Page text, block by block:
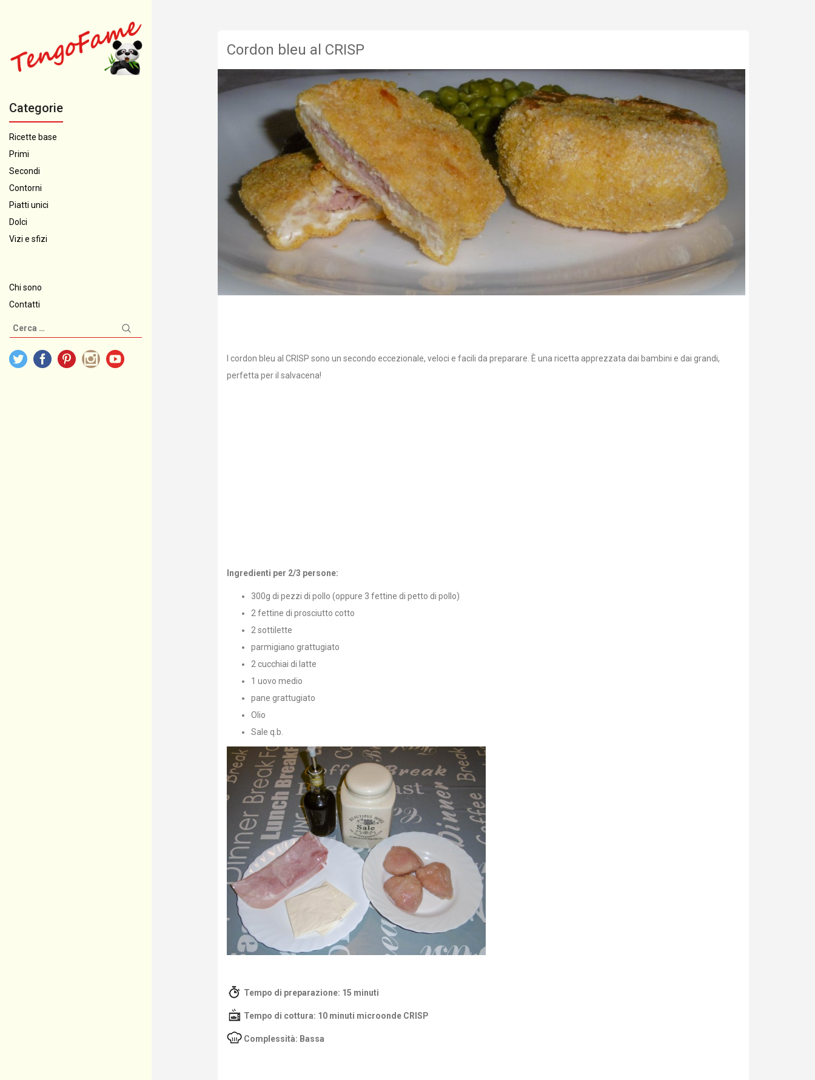
Categorie
Ricette base
Primi
Secondi
Contorni
Piatti unici
Dolci
Vizi e sfizi
Chi sono
Contatti
Ricerca
per:
Cordon bleu al CRISP
I cordon bleu al CRISP sono un secondo eccezionale, veloci e facili da preparare. È una ricetta apprezzata dai bambini e dai grandi,
perfetta per il salvacena!
Ingredienti per 2/3 persone:
300g di pezzi di pollo (oppure 3 fettine di petto di pollo)
2 fettine di prosciutto cotto
2 sottilette
parmigiano grattugiato
2 cucchiai di latte
1 uovo medio
pane grattugiato
Olio
Sale q.b.
Tempo di preparazione: 15 minuti
Tempo di cottura: 10 minuti microonde CRISP
Complessità: Bassa